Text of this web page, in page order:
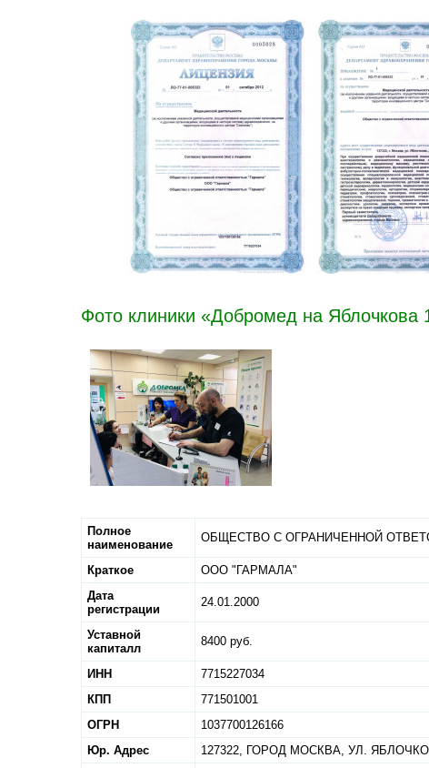
Фото клиники «Добромед на Яблочкова
Полное
наименование
ОБЩЕСТВО С ОГРАНИЧЕННОЙ
Краткое
ООО "ГАРМАЛА"
Дата
регистрации
24.01.2000
Уставной
капиталл
8400 руб.
ИНН
7715227034
КПП
771501001
ОГРН
1037700126166
Юр. Адрес
127322, ГОРОД МОСКВА, УЛ.